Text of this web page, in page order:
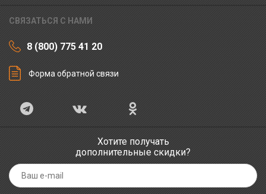
СВЯЗАТЬСЯ С НАМИ
8 (800) 775 41 20
Форма обратной связи
Хотите получать
дополнительные скидки?